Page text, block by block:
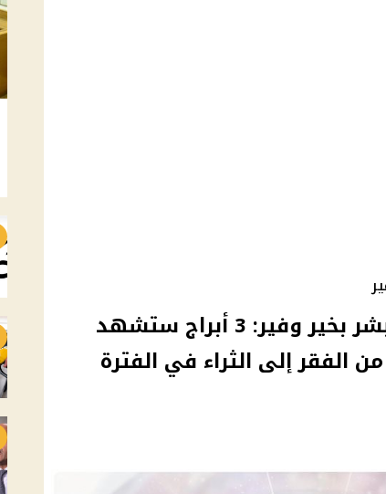
توقعات جاكلين عقيقي تبشر بخير وفير: 3 أبراج ستشهد
الفقر إلى الثراء في الفترة